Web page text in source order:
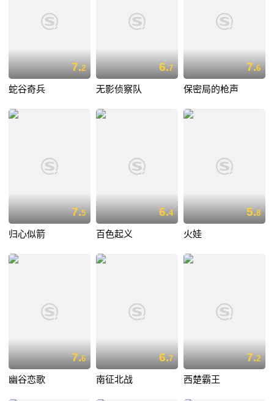
7.2
蛇谷奇兵
6.7
无影侦察队
7.6
保密局的枪声
7.5
归心似箭
6.4
百色起义
5.8
火娃
7.6
幽谷恋歌
6.7
南征北战
7.2
西楚霸王